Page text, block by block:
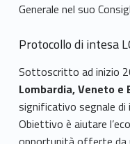
n
i
r
e
Generale nel suo
Protocollo di intesa
Sottoscritto ad inizio
Lombardia, Veneto e
significativo segnale
Obiettivo è aiutare